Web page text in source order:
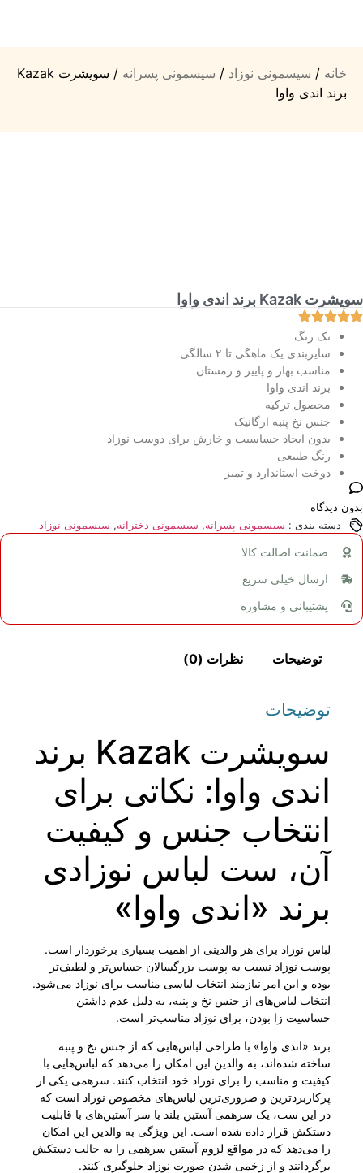
خانه / سیسمونی نوزاد / سیسمونی پسرانه
/ سویشرت Kazak
برند اندی واوا
سویشرت Kazak برند اندی واوا
تک رنگ
سایزبندی یک ماهگی تا ۲ سالگی
مناسب بهار و پاییز و زمستان
برند اندی واوا
محصول ترکیه
جنس نخ پنبه ارگانیک
بدون ایجاد حساسیت و خارش برای دوست نوزاد
رنگ طبیعی
دوخت استاندارد و تمیز
بدون دیدگاه
دسته بندی : سیسمونی پسرانه, سیسمونی دخترانه, سیسمونی نوزاد
ضمانت اصالت کالا
ارسال خیلی سریع
پشتیبانی و مشاوره
توضیحات نظرات (0)
توضیحات
سویشرت Kazak برند
اندی واوا: نکاتی برای
انتخاب جنس و کیفیت
آن، ست لباس نوزادی
برند «اندی واوا»
لباس نوزاد برای هر والدینی از اهمیت بسیاری برخوردار است.
پوست نوزاد نسبت به پوست بزرگسالان حساس‌تر و لطیف‌تر
بوده و این امر نیازمند انتخاب لباسی مناسب برای نوزاد می‌شود.
انتخاب لباس‌های از جنس نخ و پنبه، به دلیل عدم داشتن
حساسیت زا بودن، برای نوزاد مناسب‌تر است.
برند «اندی واوا» با طراحی لباس‌هایی که از جنس نخ و پنبه
ساخته شده‌اند، به والدین این امکان را می‌دهد که لباس‌هایی با
کیفیت و مناسب را برای نوزاد خود انتخاب کنند. سرهمی یکی از
پر‌کاربردترین و ضروری‌ترین لباس‌های مخصوص نوزاد است که
در این ست، یک سرهمی آستین بلند با سر آستین‌های با قابلیت
دستکش قرار داده شده است. این ویژگی به والدین این امکان
را می‌دهد که در مواقع لزوم آستین سرهمی را به حالت دستکش
برگردانند و از زخمی شدن صورت نوزاد جلوگیری کنند.